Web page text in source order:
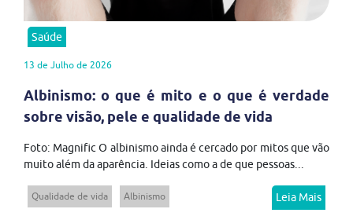
Saúde
13 de Julho de 2026
Albinismo: o que é mito e o que é verdade
sobre visão, pele e qualidade de vida
Foto: Magnific O albinismo ainda é cercado por mitos que vão
muito além da aparência. Ideias como a de que pessoas...
Qualidade de vida Albinismo Leia Mais